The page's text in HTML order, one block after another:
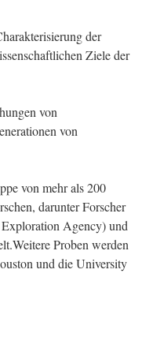
der
Ziele der
von
von
von mehr als 200
darunter Forscher
Agency) und
Proben werden
und die University